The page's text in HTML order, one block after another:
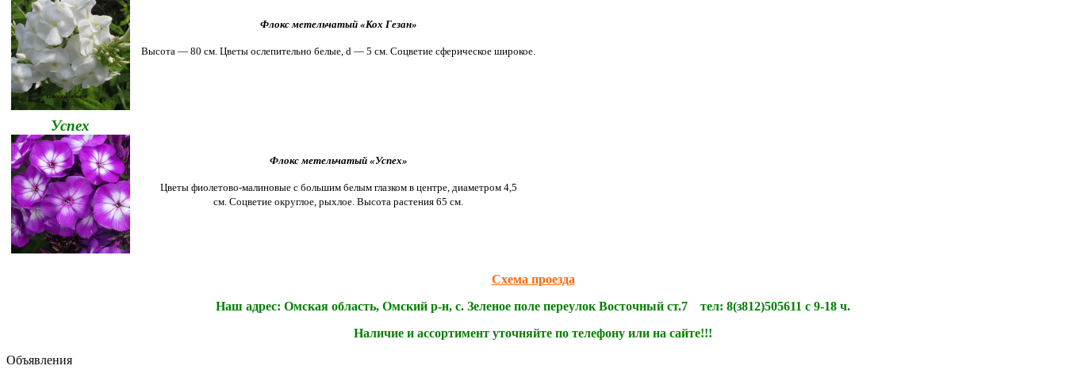
Флокс метельчатый «Кох Гезан»
Высота — 80 см. Цветы ослепительно белые, d — 5 см. Соцветие сферическое широкое.
Успех
Флокс метельчатый «Успех»
Цветы фиолетово-малиновые с большим белым глазком в центре, диаметром 4,5
см. Соцветие округлое, рыхлое. Высота растения 65 см.
Схема проезда
Наш адрес: Омская область, Омский р-н, с. Зеленое поле переулок Восточный ст.7 тел: 8(з812)505611 с 9-18 ч.
Наличие и ассортимент уточняйте по телефону или на сайте!!!
Объявления